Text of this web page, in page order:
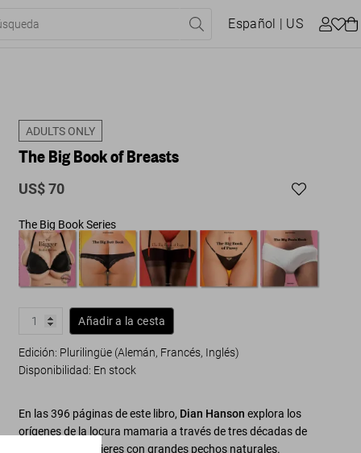
Español | US
ADULTS ONLY
The Big Book of Breasts
US$ 70
The Big Book Series
Añadir a la cesta
Edición: Plurilingüe (Alemán, Francés, Inglés)
Disponibilidad: En stock
En las 396 páginas de este libro, Dian Hanson explora los
orígenes de la locura mamaria a través de tres décadas de
desnudos de mujeres con grandes pechos naturales.